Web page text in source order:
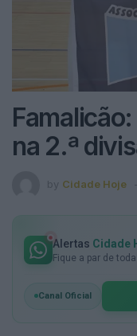
na 2.ª
by Cidade Hoje
Alertas Cidade
Fique a par de
Canal Oficial